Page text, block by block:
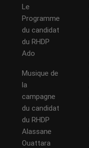
Le
Programme
du candidat
du RHDP
Ado
Musique de
la
campagne
du candidat
du RHDP
Alassane
Ouattara